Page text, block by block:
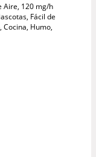
Aire, 120 mg/h
Fácil de
Cocina, Humo,